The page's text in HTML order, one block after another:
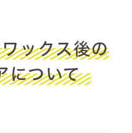
ックス後の
について